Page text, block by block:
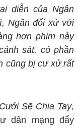
diễn của Ngân
Ngân đối xử với
hơn phim này
sát, có phần
cũng bị cư xử rất
Sẽ Chia Tay,
dân mạng đẩy